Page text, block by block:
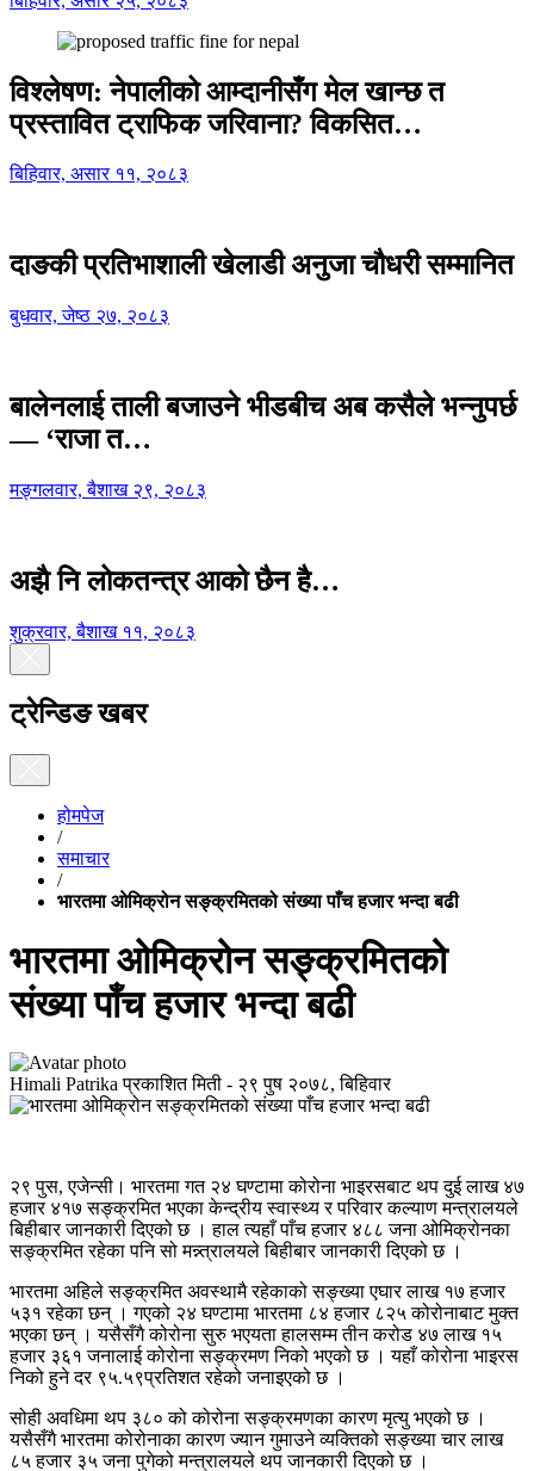
विश्लेषण: नेपालीको आम्दानीसँग मेल खान्छ त
प्रस्तावित ट्राफिक जरिवाना? विकसित…
बिहिवार, असार ११, २०८३
दाङकी प्रतिभाशाली खेलाडी अनुजा चौधरी सम्मानित
बुधवार, जेष्ठ २७, २०८३
बालेनलाई ताली बजाउने भीडबीच अब कसैले भन्नुपर्छ
— ‘राजा त…
मङ्गलवार, बैशाख २९, २०८३
अझै नि लोकतन्त्र आको छैन है…
शुक्रवार, बैशाख ११, २०८३
ट्रेन्डिङ खबर
होमपेज
/
समाचार
/
भारतमा ओमिक्रोन सङ्क्रमितको संख्या पाँच हजार भन्दा बढी
भारतमा ओमिक्रोन सङ्क्रमितको
संख्या पाँच हजार भन्दा बढी
Himali Patrika प्रकाशित मिती - २९ पुष २०७८, बिहिवार
२९ पुस, एजेन्सी। भारतमा गत २४ घण्टामा कोरोना भाइरसबाट थप दुई लाख ४७
हजार ४१७ सङ्क्रमित भएका केन्द्रीय स्वास्थ्य र परिवार कल्याण मन्त्रालयले
बिहीबार जानकारी दिएको छ । हाल त्यहाँ पाँच हजार ४८८ जना ओमिक्रोनका
सङ्क्रमित रहेका पनि सो मन्न्त्रालयले बिहीबार जानकारी दिएको छ ।
भारतमा अहिले सङ्क्रमित अवस्थामै रहेकाको सङ्ख्या एघार लाख १७ हजार
५३१ रहेका छन् । गएको २४ घण्टामा भारतमा ८४ हजार ८२५ कोरोनाबाट मुक्त
भएका छन् । यसैसँगै कोरोना सुरु भएयता हालसम्म तीन करोड ४७ लाख १५
हजार ३६१ जनालाई कोरोना सङ्क्रमण निको भएको छ । यहाँ कोरोना भाइरस
निको हुने दर ९५.५९प्रतिशत रहेको जनाइएको छ ।
सोही अवधिमा थप ३८० को कोरोना सङ्क्रमणका कारण मृत्यु भएको छ ।
यसैसँगै भारतमा कोरोनाका कारण ज्यान गुमाउने व्यक्तिको सङ्ख्या चार लाख
८५ हजार ३५ जना पुगेको मन्त्रालयले थप जानकारी दिएको छ ।